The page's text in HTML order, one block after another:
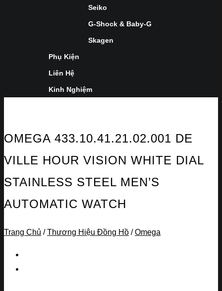
Seiko
G-Shock & Baby-G
Skagen
Phụ Kiện
Liên Hệ
Kinh Nghiệm
OMEGA 433.10.41.21.02.001 DE
VILLE HOUR VISION WHITE DIAL
STAINLESS STEEL MEN’S
AUTOMATIC WATCH
Trang Chủ / Thương Hiệu Đồng Hồ / Omega